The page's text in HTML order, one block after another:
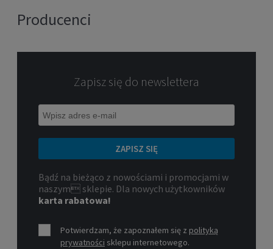
Producenci
Zapisz się do newslettera
ZAPISZ SIĘ
Bądź na bieżąco z nowościami i promocjami w
naszym sklepie. Dla nowych użytkowników
karta rabatowa!
Potwierdzam, że zapoznałem się z polityką
prywatności sklepu internetowego.